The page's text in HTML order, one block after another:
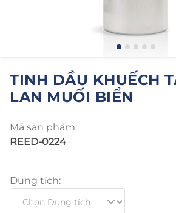
TINH DẦU KHUẾCH
LAN MUỐI BIỂN
Mã sản phẩm:
REED-0224
Dung tích: